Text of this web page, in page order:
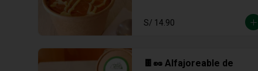
S/ 14.90
🍫🥜 Alfajoreable de